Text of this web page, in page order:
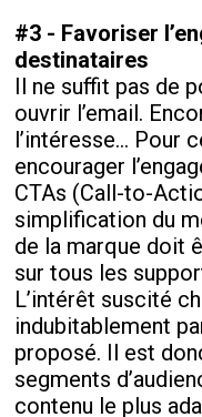
#3 - Favoriser
destinataires
Il ne suffit pas de
ouvrir l’email.
l’intéresse… Pour
encourager
CTAs (Call-to-
simplification du
de la marque doit
sur tous les
L’intérêt suscité
indubitablement
proposé. Il est
segments
contenu le plus